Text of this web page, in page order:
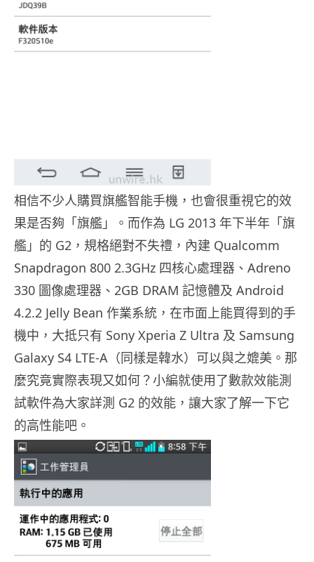
相信不少人購買旗艦智能手機，也會很重視它的效
果是否夠「旗艦」。而作為 LG 2013 年下半年「旗
艦」的 G2，規格絕對不失禮，內建 Qualcomm
Snapdragon 800 2.3GHz 四核心處理器、Adreno
330 圖像處理器、2GB DRAM 記憶體及 Android
4.2.2 Jelly Bean 作業系統，在市面上能買得到的手
機中，大抵只有 Sony Xperia Z Ultra 及 Samsung
Galaxy S4 LTE-A（同樣是韓水）可以與之媲美。那
麼究竟實際表現又如何？小編就使用了數款效能測
試軟件為大家詳測 G2 的效能，讓大家了解一下它
的高性能吧。